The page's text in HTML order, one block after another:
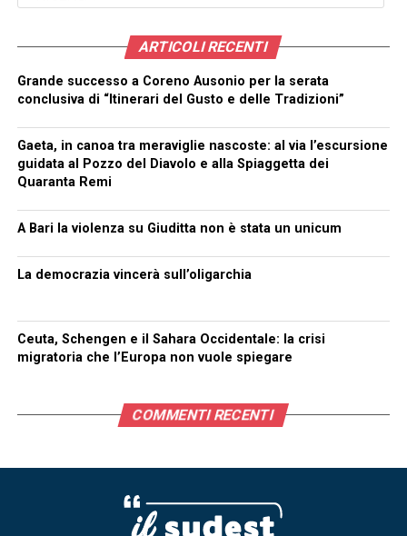
ARTICOLI RECENTI
Grande successo a Coreno Ausonio per la serata
conclusiva di “Itinerari del Gusto e delle Tradizioni”
Gaeta, in canoa tra meraviglie nascoste: al via l’escursione
guidata al Pozzo del Diavolo e alla Spiaggetta dei
Quaranta Remi
A Bari la violenza su Giuditta non è stata un unicum
La democrazia vincerà sull’oligarchia
Ceuta, Schengen e il Sahara Occidentale: la crisi
migratoria che l’Europa non vuole spiegare
COMMENTI RECENTI